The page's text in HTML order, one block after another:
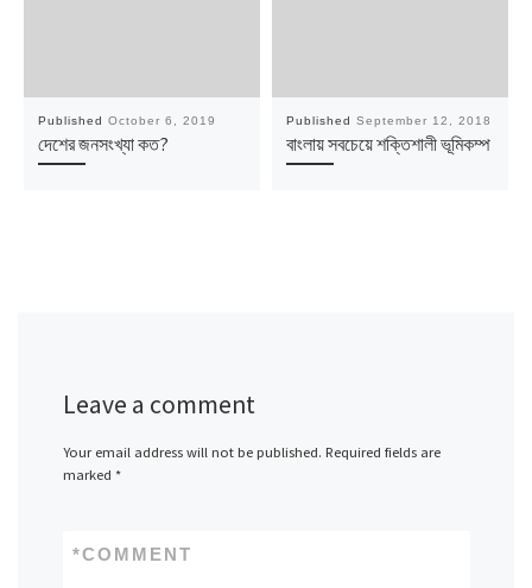
Published October 6, 2019
দেশের জনসংখ্যা কত?
Published September 12, 2018
বাংলায় সবচেয়ে শক্তিশালী ভূমিকম্প
Leave a comment
Your email address will not be published. Required fields are
marked *
COMMENT
*